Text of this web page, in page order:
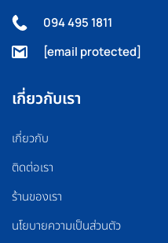
094 495 1811
[email protected]
เกี่ยวกับเรา
เกี่ยวกับ
ติดต่อเรา
ร้านของเรา
นโยบายความเป็นส่วนตัว